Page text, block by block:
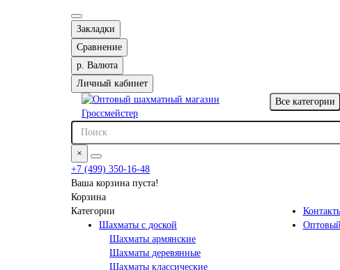
Закладки
Сравнение
р. Валюта
Личный кабинет
Все категории
×
+7 (499) 350-16-48
Ваша корзина пуста!
Корзина
Категории
Шахматы с доской
Шахматы армянские
Шахматы деревянные
Шахматы классические